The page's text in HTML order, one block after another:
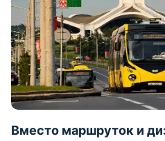
Вместо маршруток и